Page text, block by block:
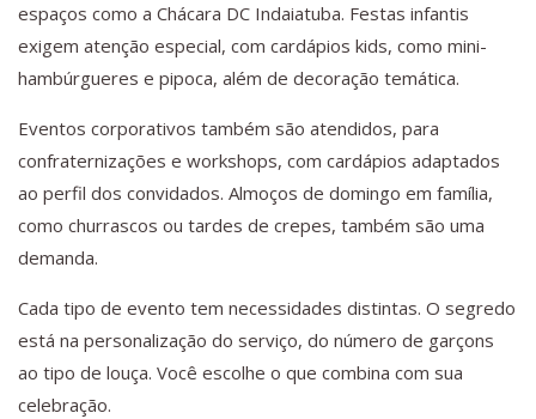
espaços como a Chácara DC Indaiatuba. Festas infantis
exigem atenção especial, com cardápios kids, como mini-
hambúrgueres e pipoca, além de decoração temática.
Eventos corporativos também são atendidos, para
confraternizações e workshops, com cardápios adaptados
ao perfil dos convidados. Almoços de domingo em família,
como churrascos ou tardes de crepes, também são uma
demanda.
Cada tipo de evento tem necessidades distintas. O segredo
está na personalização do serviço, do número de garçons
ao tipo de louça. Você escolhe o que combina com sua
celebração.